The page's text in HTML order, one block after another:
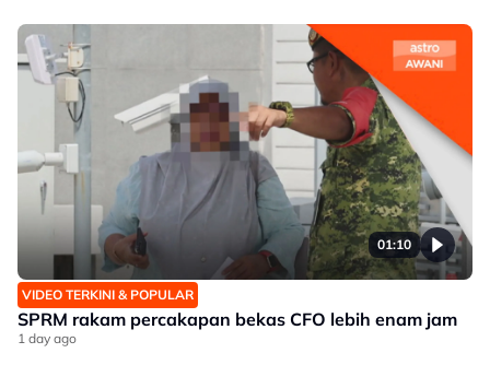
01:10
VIDEO TERKINI & POPULAR
SPRM rakam percakapan bekas CFO lebih enam jam
1 day ago